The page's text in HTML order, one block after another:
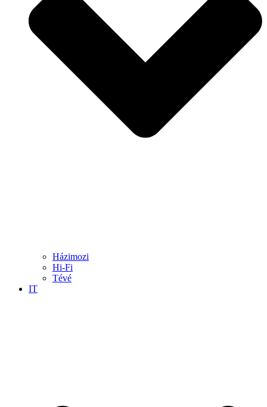
Házimozi
Hi-Fi
Tévé
IT